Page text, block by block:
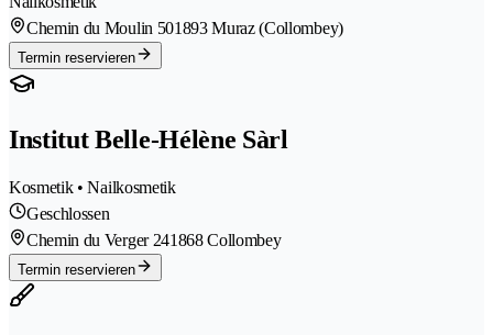
Chemin du Moulin 501893 Muraz (Collombey)
Termin reservieren
Institut Belle-Hélène Sàrl
Kosmetik • Nailkosmetik
Geschlossen
Chemin du Verger 241868 Collombey
Termin reservieren